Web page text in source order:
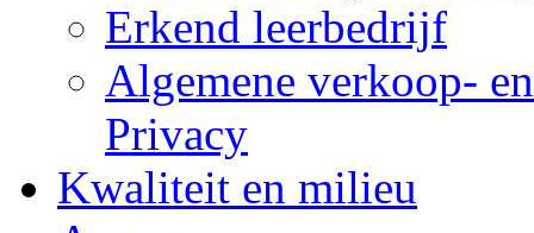
Erkend leerbedrijf
Algemene verkoop-
Privacy
Kwaliteit en milieu